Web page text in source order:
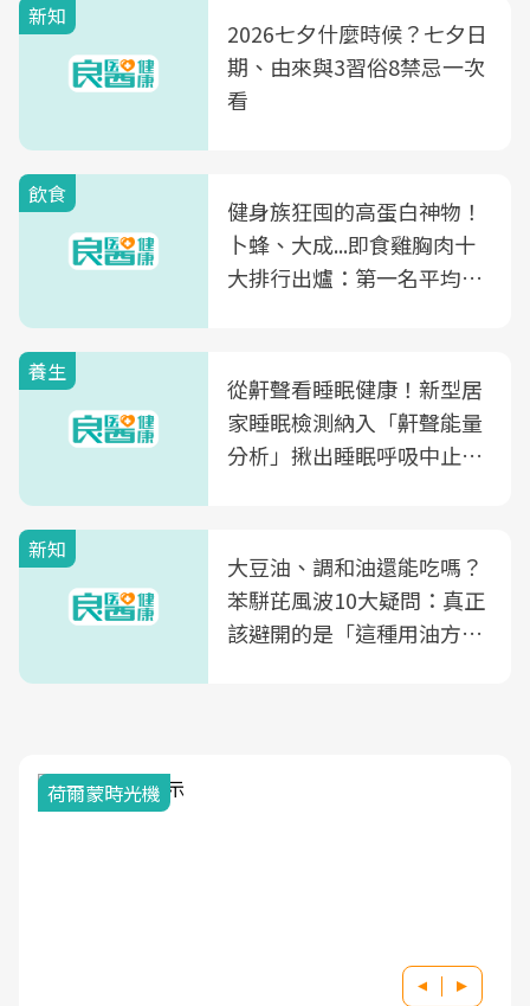
新知
2026七夕什麼時候？七夕日
期、由來與3習俗8禁忌一次
看
飲食
健身族狂囤的高蛋白神物！
卜蜂、大成...即食雞胸肉十
大排行出爐：第一名平均一
養生
從鼾聲看睡眠健康！新型居
家睡眠檢測納入「鼾聲能量
分析」揪出睡眠呼吸中止症
新知
大豆油、調和油還能吃嗎？
苯駢芘風波10大疑問：真正
該避開的是「這種用油方
荷爾蒙時光機